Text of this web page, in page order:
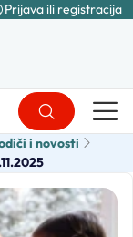
Prijava ili registracija
i novosti